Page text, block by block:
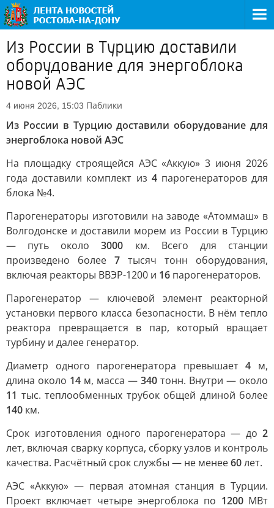
Из России в Турцию доставили
оборудование для энергоблока
новой АЭС
4 июня 2026, 15:03 Паблики
Из России в Турцию доставили оборудование для
энергоблока новой АЭС
На площадку строящейся АЭС «Аккую» 3 июня 2026
года доставили комплект из 4парогенераторов для
блока №4.
Парогенераторы изготовили на заводе «Атоммаш» в
Волгодонске и доставили морем из России в Турцию
— путь около3000 км. Всего для станции
произведено более 7 тысяч тонн оборудования,
включая реакторы ВВЭР-1200 и 16 парогенераторов.
Парогенератор — ключевой элемент реакторной
установки первого класса безопасности. В нём тепло
реактора превращается в пар, который вращает
турбину и далее генератор.
Диаметр одного парогенератора превышает4 м,
длина около 14 м, масса — 340 тонн. Внутри — около
11 тыс. теплообменных трубок общей длиной более
140 км.
Срок изготовления одного парогенератора — до 2
лет, включая сварку корпуса, сборку узлов и контроль
качества. Расчётный срок службы — не менее60лет.
АЭС «Аккую» — первая атомная станция в Турции.
Проект включает четыре энергоблока по 1200МВт